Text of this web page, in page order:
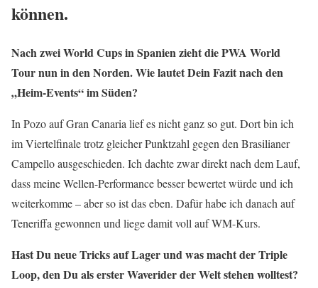
können.
Nach zwei World Cups in Spanien zieht die PWA World
Tour nun in den Norden. Wie lautet Dein Fazit nach den
„Heim-Events“ im Süden?
In Pozo auf Gran Canaria lief es nicht ganz so gut. Dort bin ich
im Viertelfinale trotz gleicher Punktzahl gegen den Brasilianer
Campello ausgeschieden. Ich dachte zwar direkt nach dem Lauf,
dass meine Wellen-Performance besser bewertet würde und ich
weiterkomme – aber so ist das eben. Dafür habe ich danach auf
Teneriffa gewonnen und liege damit voll auf WM-Kurs.
Hast Du neue Tricks auf Lager und was macht der Triple
Loop, den Du als erster Waverider der Welt stehen wolltest?